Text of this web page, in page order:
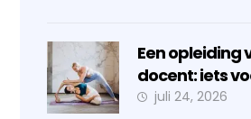
Een opleiding
docent: iets
juli 24, 2026